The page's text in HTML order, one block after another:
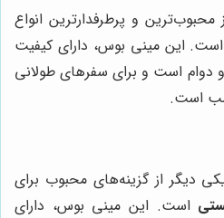
و پرطرفدارترین انواع
این مینی بوس، دارای کیفیت
دوام است و برای سفرهای طولانی
است.
دیگر از گزینه‌های محبوب برای
است. این مینی بوس، دارای